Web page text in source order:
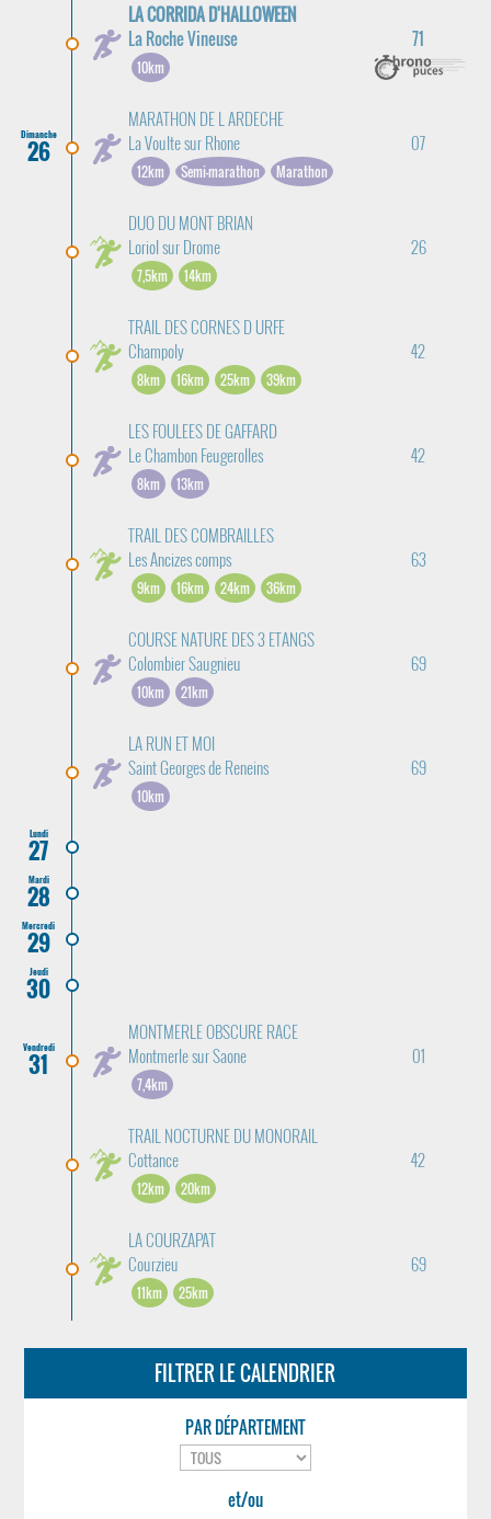
LA CORRIDA D'HALLOWEEN
La Roche Vineuse
71
10km
Dimanche
26
MARATHON DE L ARDECHE
La Voulte sur Rhone
07
12km Semi-marathon Marathon
DUO DU MONT BRIAN
Loriol sur Drome
26
7,5km 14km
TRAIL DES CORNES D URFE
Champoly
42
8km 16km 25km 39km
LES FOULEES DE GAFFARD
Le Chambon Feugerolles
42
8km 13km
TRAIL DES COMBRAILLES
Les Ancizes comps
63
9km 16km 24km 36km
COURSE NATURE DES 3 ETANGS
Colombier Saugnieu
69
10km 21km
LA RUN ET MOI
Saint Georges de Reneins
69
10km
Lundi
27
Mardi
28
Mercredi
29
Jeudi
30
Vendredi
31
MONTMERLE OBSCURE RACE
Montmerle sur Saone
01
7,4km
TRAIL NOCTURNE DU MONORAIL
Cottance
42
12km 20km
LA COURZAPAT
Courzieu
69
11km 25km
FILTRER LE CALENDRIER
PAR DÉPARTEMENT
et/ou